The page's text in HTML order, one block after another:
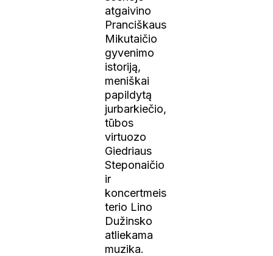
atgaivino
Pranciškaus
Mikutaičio
gyvenimo
istoriją,
meniškai
papildytą
jurbarkiečio,
tūbos
virtuozo
Giedriaus
Steponaičio
ir
koncertmeis
terio Lino
Dužinsko
atliekama
muzika.